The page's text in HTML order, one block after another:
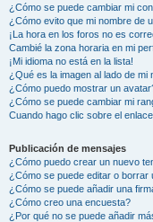
¿Cómo se puede cambiar mi
¿Cómo evito que mi nombre de
¡La hora en los foros no es
Cambié la zona horaria en mi
¡Mi idioma no está en la lista!
¿Qué es la imagen al lado de mi
¿Cómo puedo mostrar un
¿Cómo se puede cambiar mi
Cuando hago clic sobre el
Publicación de mensajes
¿Cómo puedo crear un nuevo
¿Cómo se puede editar o borrar
¿Cómo se puede añadir una
¿Cómo creo una encuesta?
¿Por qué no se puede añadir